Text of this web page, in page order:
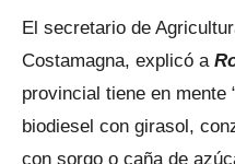
El secretario de
Costamagna, explicó a
provincial tiene en mente
biodiesel con girasol,
con sorgo o caña de